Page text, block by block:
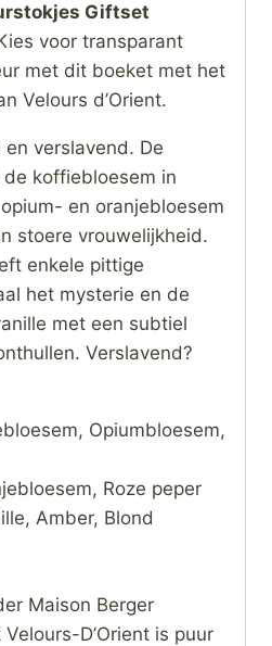
Giftset
voor transparant
met dit boeket met het
Velours d’Orient.
verslavend. De
koffiebloesem in
en oranjebloesem
stoere vrouwelijkheid.
enkele pittige
het mysterie en de
met een subtiel
Verslavend?
Opiumbloesem,
Roze peper
Amber, Blond
Maison Berger
D’Orient is puur